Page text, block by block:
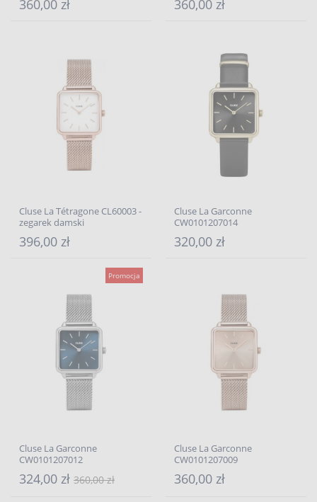
360,00 zł 360,00 zł
Cluse La Tétragone CL60003 -
zegarek damski
396,00 zł
Cluse La Garconne
CW0101207014
320,00 zł
Promocja
Cluse La Garconne
CW0101207012
324,00 zł 360,00 zł
Cluse La Garconne
CW0101207009
360,00 zł